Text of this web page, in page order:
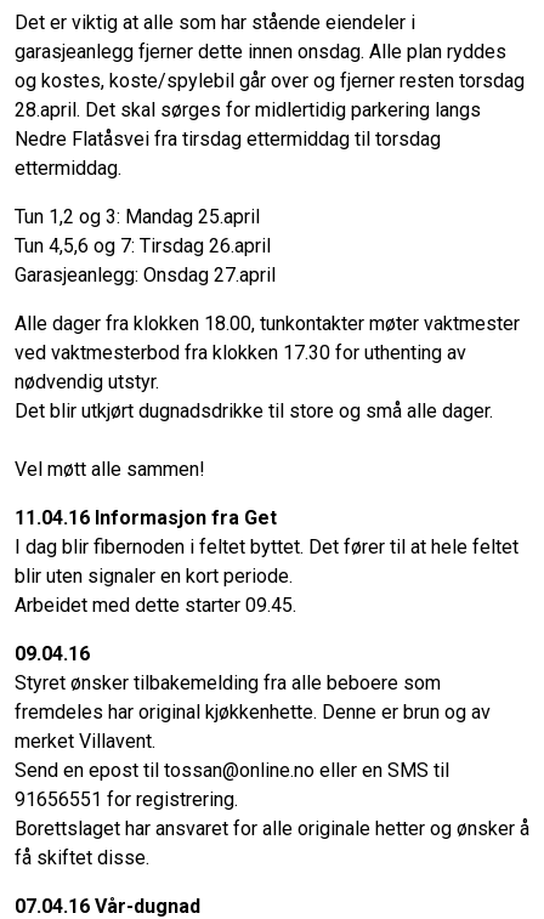
Det er viktig at alle som har stående eiendeler i
garasjeanlegg fjerner dette innen onsdag. Alle plan ryddes
og kostes, koste/spylebil går over og fjerner resten torsdag
28.april. Det skal sørges for midlertidig parkering langs
Nedre Flatåsvei fra tirsdag ettermiddag til torsdag
ettermiddag.
Tun 1,2 og 3: Mandag 25.april
Tun 4,5,6 og 7: Tirsdag 26.april
Garasjeanlegg: Onsdag 27.april
Alle dager fra klokken 18.00, tunkontakter møter vaktmester
ved vaktmesterbod fra klokken 17.30 for uthenting av
nødvendig utstyr.
Det blir utkjørt dugnadsdrikke til store og små alle dager.
Vel møtt alle sammen!
11.04.16 Informasjon fra Get
I dag blir fibernoden i feltet byttet. Det fører til at hele feltet
blir uten signaler en kort periode.
Arbeidet med dette starter 09.45.
09.04.16
Styret ønsker tilbakemelding fra alle beboere som
fremdeles har original kjøkkenhette. Denne er brun og av
merket Villavent.
Send en epost til tossan@online.no eller en SMS til
91656551 for registrering.
Borettslaget har ansvaret for alle originale hetter og ønsker å
få skiftet disse.
07.04.16 Vår-dugnad